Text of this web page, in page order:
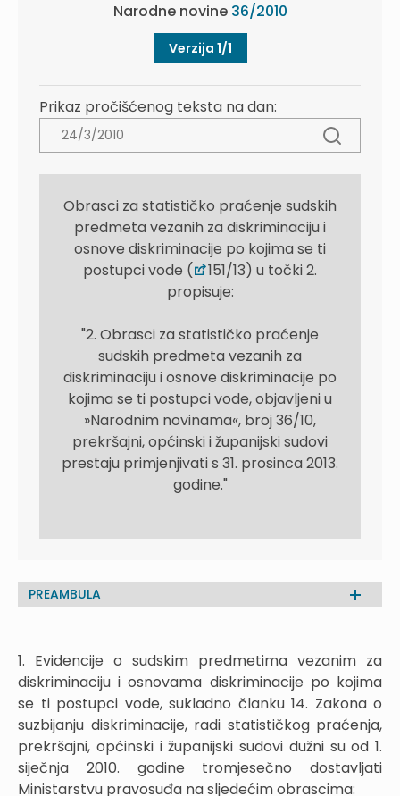
Narodne novine 36/2010
Verzija 1/1
Prikaz pročišćenog teksta na dan:
Obrasci za statističko praćenje sudskih
predmeta vezanih za diskriminaciju i
osnove diskriminacije po kojima se ti
postupci vode (
151/13) u točki 2.
propisuje:
"2. Obrasci za statističko praćenje
sudskih predmeta vezanih za
diskriminaciju i osnove diskriminacije po
kojima se ti postupci vode, objavljeni u
»Narodnim novinama«, broj 36/10,
prekršajni, općinski i županijski sudovi
prestaju primjenjivati s 31. prosinca 2013.
godine."
PREAMBULA
1. Evidencije o sudskim predmetima vezanim za
diskriminaciju i osnovama diskriminacije po kojima
se ti postupci vode, sukladno članku 14. Zakona o
suzbijanju diskriminacije, radi statističkog praćenja,
prekršajni, općinski i županijski sudovi dužni su od 1.
siječnja 2010. godine tromjesečno dostavljati
Ministarstvu pravosuđa na sljedećim obrascima: